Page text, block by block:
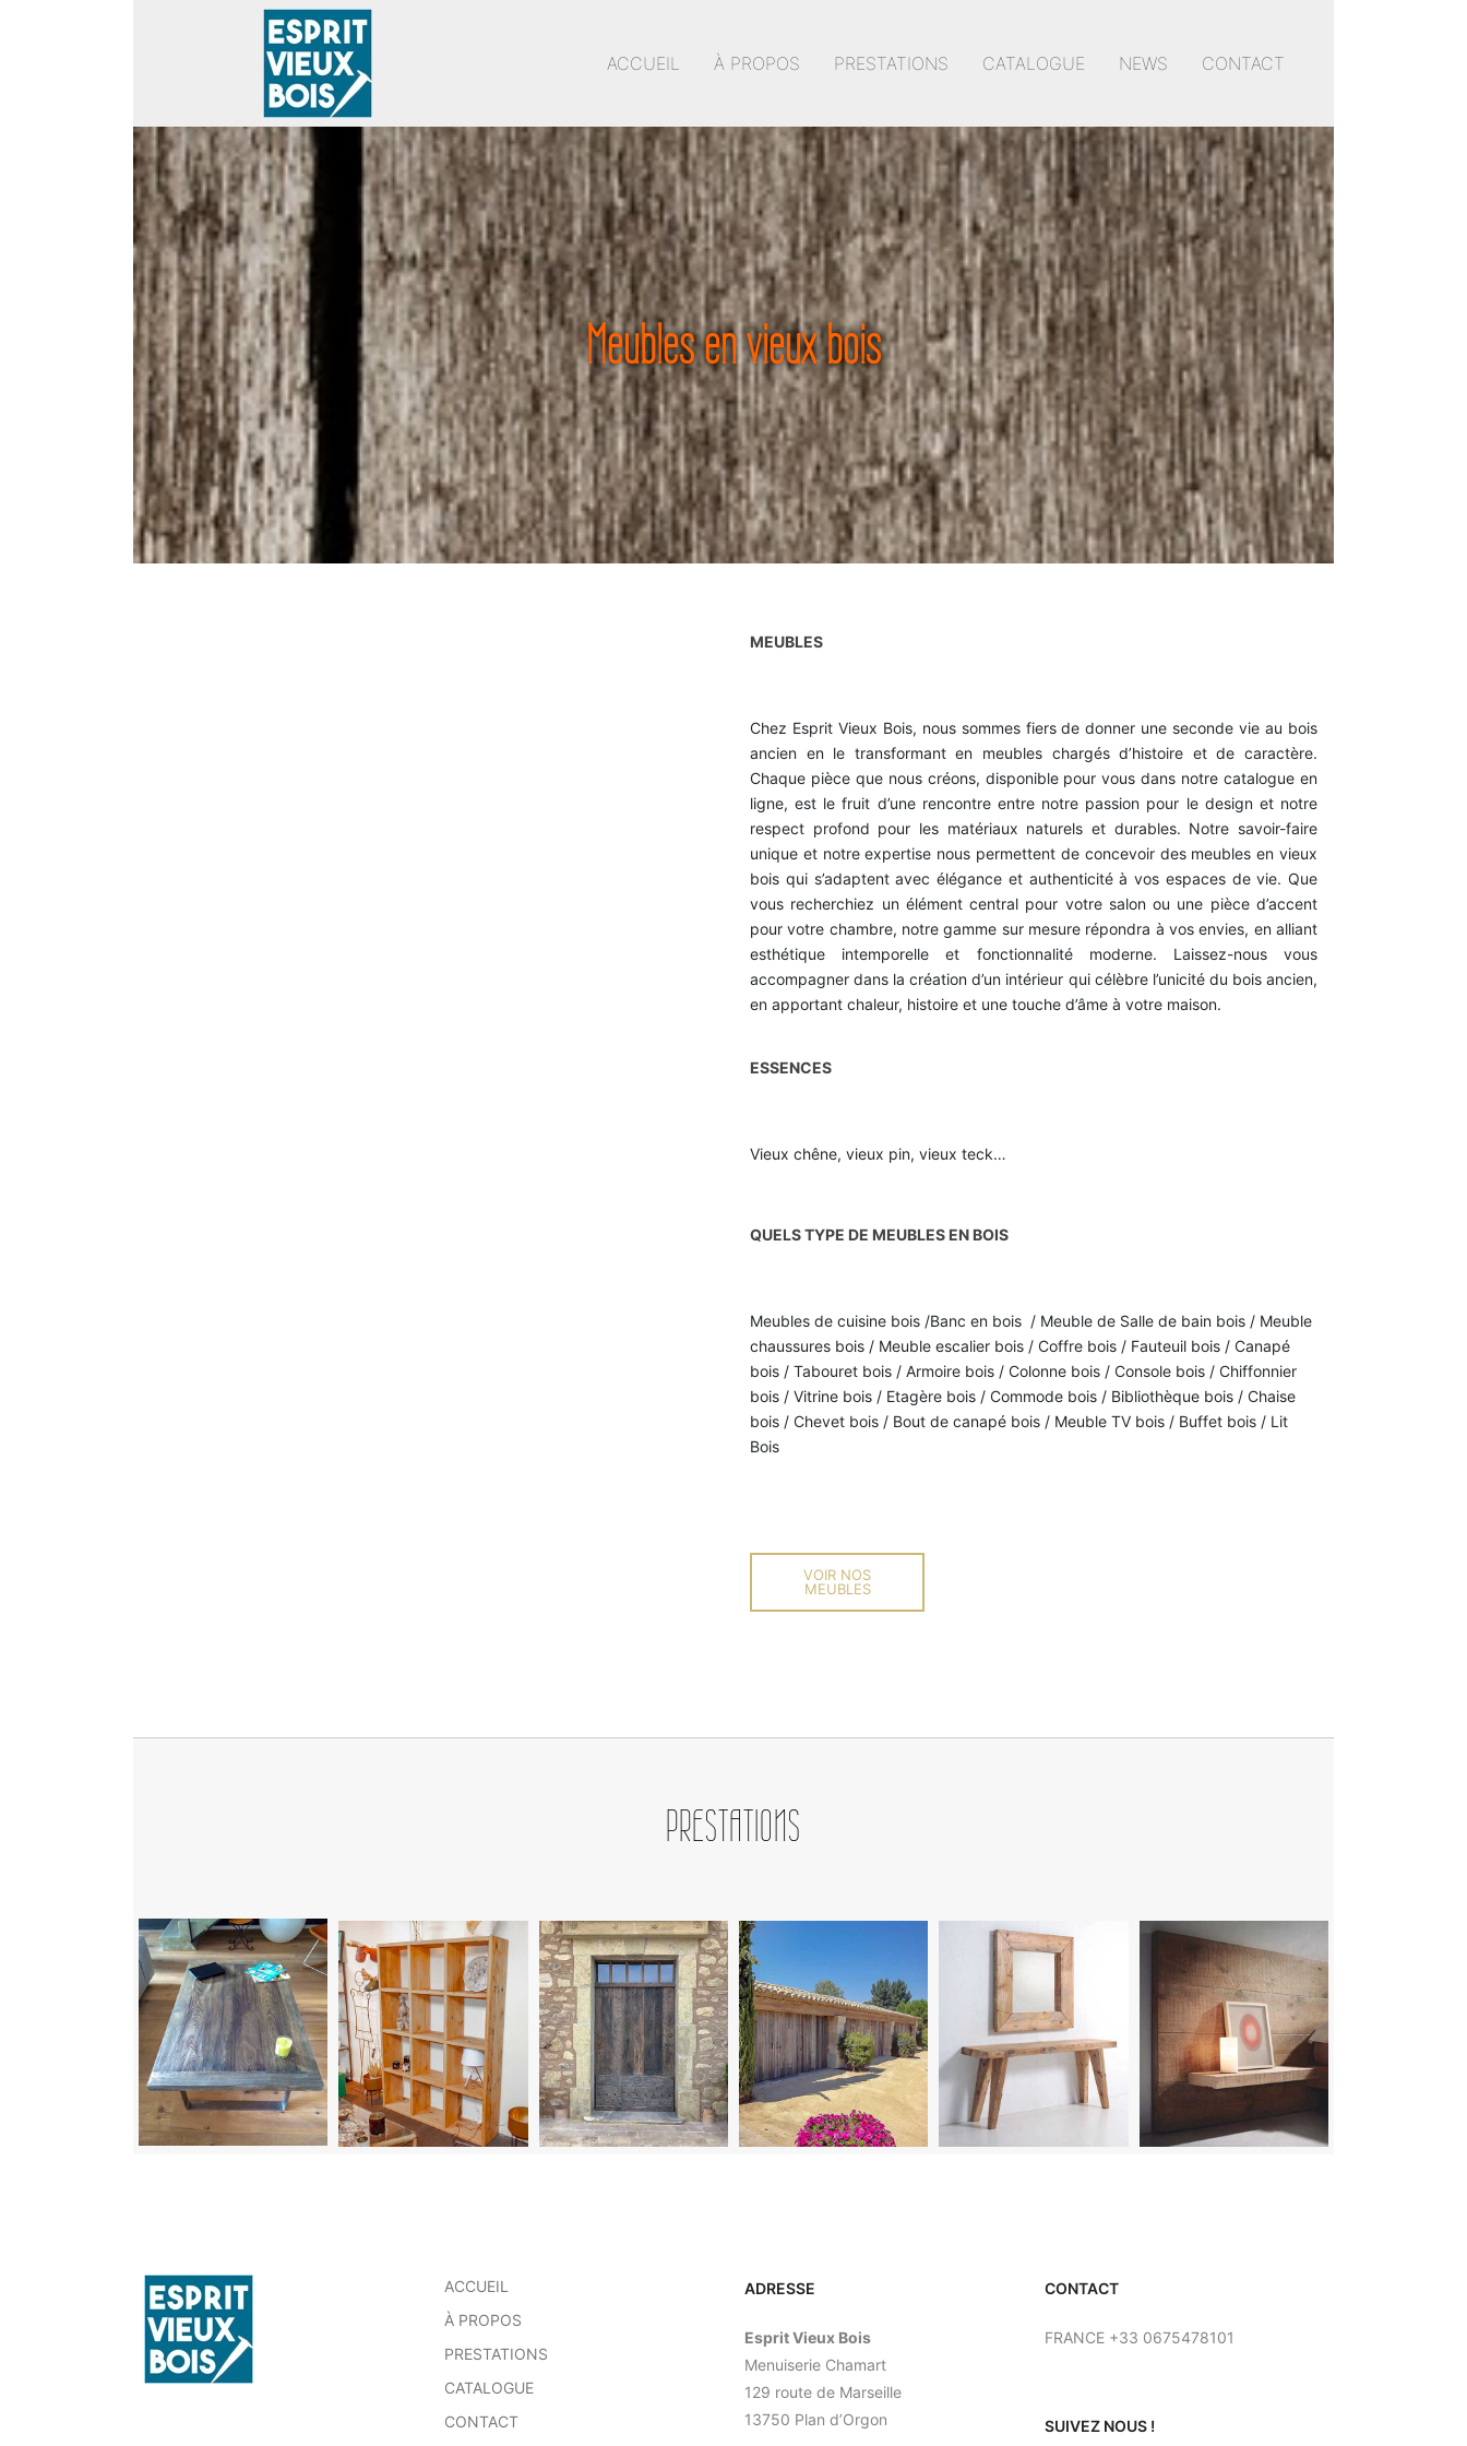
ACCUEIL À PROPOS PRESTATIONS CATALOGUE NEWS CONTACT
Meubles en vieux bois
MEUBLES
Chez Esprit Vieux Bois, nous sommes fiers de donner une seconde vie au bois
ancien en le transformant en meubles chargés d’histoire et de caractère.
Chaque pièce que nous créons, disponible pour vous dans notre catalogue en
ligne, est le fruit d’une rencontre entre notre passion pour le design et notre
respect profond pour les matériaux naturels et durables. Notre savoir-faire
unique et notre expertise nous permettent de concevoir des meubles en vieux
bois qui s’adaptent avec élégance et authenticité à vos espaces de vie. Que
vous recherchiez un élément central pour votre salon ou une pièce d’accent
pour votre chambre, notre gamme sur mesure répondra à vos envies, en alliant
esthétique intemporelle et fonctionnalité moderne. Laissez-nous vous
accompagner dans la création d’un intérieur qui célèbre l’unicité du bois ancien,
en apportant chaleur, histoire et une touche d’âme à votre maison.
ESSENCES
Vieux chêne, vieux pin, vieux teck…
QUELS TYPE DE MEUBLES EN BOIS
Meubles de cuisine bois /Banc en bois / Meuble de Salle de bain bois / Meuble
chaussures bois / Meuble escalier bois / Coffre bois / Fauteuil bois / Canapé
bois / Tabouret bois / Armoire bois / Colonne bois / Console bois / Chiffonnier
bois / Vitrine bois / Etagère bois / Commode bois / Bibliothèque bois / Chaise
bois / Chevet bois / Bout de canapé bois / Meuble TV bois / Buffet bois / Lit
Bois
VOIR NOS
MEUBLES
PRESTATIONS
ACCUEIL
À PROPOS
PRESTATIONS
CATALOGUE
CONTACT
ADRESSE
Esprit Vieux Bois
Menuiserie Chamart
129 route de Marseille
13750 Plan d’Orgon
CONTACT
FRANCE +33 0675478101
SUIVEZ NOUS !